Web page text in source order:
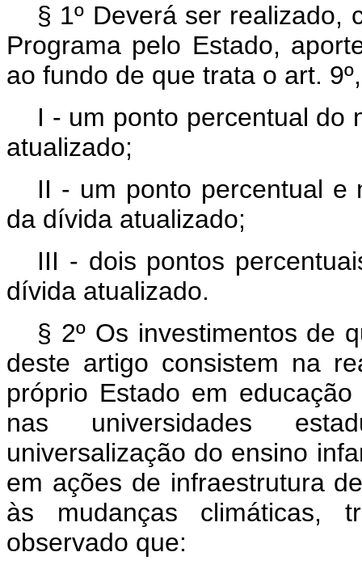
§ 1º Deverá ser realizado,
Programa pelo Estado,
ao fundo de que trata o art.
I - um ponto percentual do
atualizado;
II - um ponto percentual e
da dívida atualizado;
III - dois pontos
dívida atualizado.
§ 2º Os investimentos de
deste artigo consistem na
próprio Estado em
nas universidades
universalização do ensino
em ações de infraestrutura
às mudanças climáticas,
observado que: